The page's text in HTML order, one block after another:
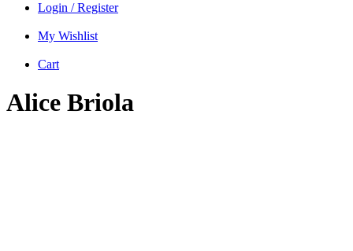
Login / Register
My Wishlist
Cart
Alice Briola